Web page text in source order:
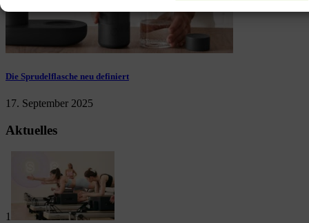
Die Sprudelflasche neu definiert
17. September 2025
Aktuelles
1